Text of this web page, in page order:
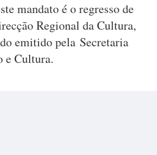
mandato é o regresso de
Regional da Cultura,
emitido pela Secretaria
e Cultura.